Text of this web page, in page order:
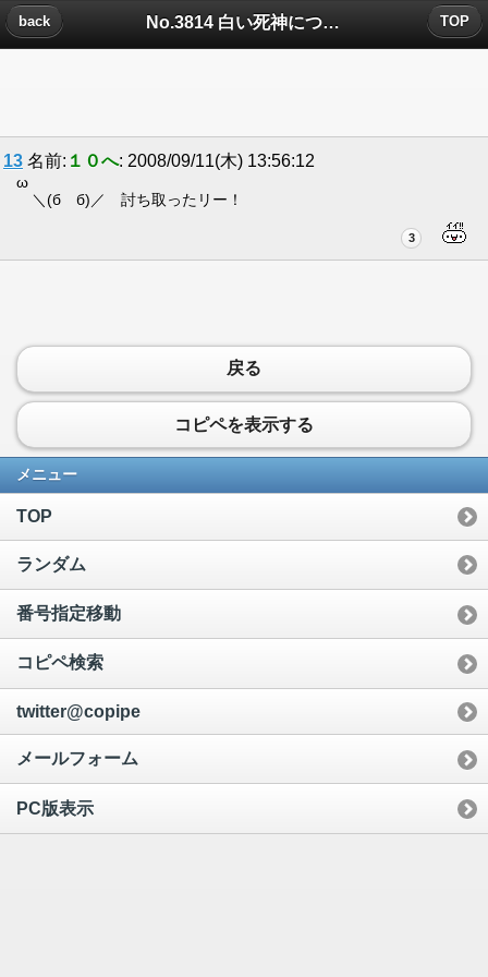
No.3814 白い死神についたコメント
back TOP
13 名前: １０へ: 2008/09/11(木) 13:56:12
ω
＼(бゝб)／ 討ち取ったリー！
3
戻る
コピペを表示する
メニュー
TOP
ランダム
番号指定移動
コピペ検索
twitter@copipe
メールフォーム
PC版表示